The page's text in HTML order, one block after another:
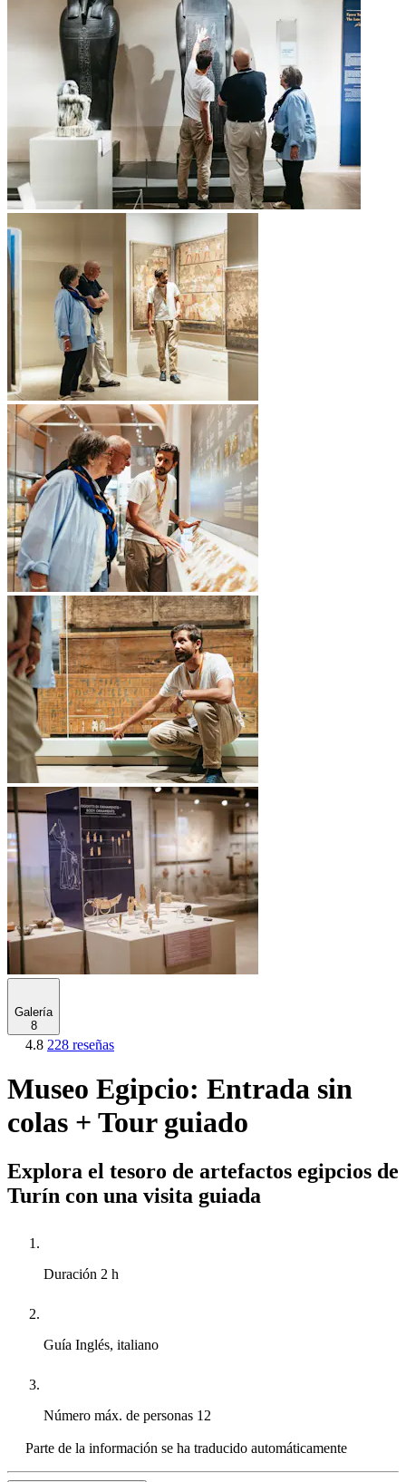
Galería
8
4.8 228 reseñas
Museo Egipcio: Entrada sin
colas + Tour guiado
Explora el tesoro de artefactos egipcios de
Turín con una visita guiada
Duración 2 h
Guía Inglés, italiano
Número máx. de personas 12
Parte de la información se ha traducido automáticamente